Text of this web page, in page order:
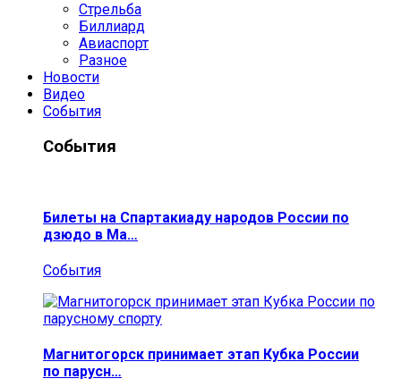
Стрельба
Биллиард
Авиаспорт
Разное
Новости
Видео
События
События
Билеты на Спартакиаду народов России по
дзюдо в Ма…
События
Магнитогорск принимает этап Кубка России
по парусн…